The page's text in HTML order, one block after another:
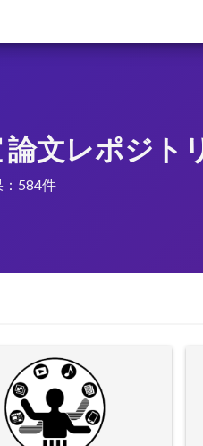
文レポジト
：584件